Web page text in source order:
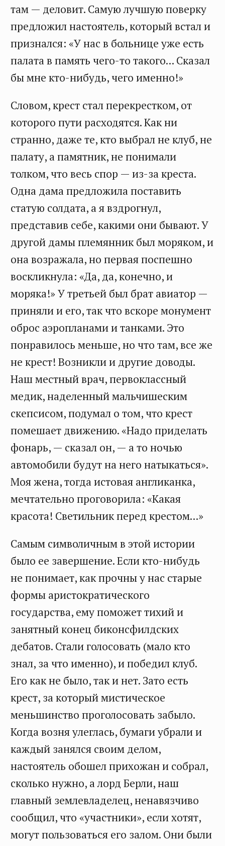
там — деловит. Самую лучшую поверку
предложил настоятель, который встал и
признался: «У нас в больнице уже есть
палата в память чего-то такого... Сказал
бы мне кто-нибудь, чего именно!»
Словом, крест стал перекрестком, от
которого пути расходятся. Как ни
странно, даже те, кто выбрал не клуб, не
палату, а памятник, не понимали
толком, что весь спор — из-за креста.
Одна дама предложила поставить
статую солдата, а я вздрогнул,
представив себе, какими они бывают. У
другой дамы племянник был моряком, и
она возражала, но первая поспешно
воскликнула: «Да, да, конечно, и
моряка!» У третьей был брат авиатор —
приняли и его, так что вскоре монумент
оброс аэропланами и танками. Это
понравилось меньше, но что там, все же
не крест! Возникли и другие доводы.
Наш местный врач, первоклассный
медик, наделенный мальчишеским
скепсисом, подумал о том, что крест
помешает движению. «Надо приделать
фонарь, — сказал он, — а то ночью
автомобили будут на него натыкаться».
Моя жена, тогда истовая англиканка,
мечтательно проговорила: «Какая
красота! Светильник перед крестом...»
Самым символичным в этой истории
было ее завершение. Если кто-нибудь
не понимает, как прочны у нас старые
формы аристократического
государства, ему поможет тихий и
занятный конец биконсфилдских
дебатов. Стали голосовать (мало кто
знал, за что именно), и победил клуб.
Его как не было, так и нет. Зато есть
крест, за который мистическое
меньшинство проголосовать забыло.
Когда возня улеглась, бумаги убрали и
каждый занялся своим делом,
настоятель обошел прихожан и собрал,
сколько нужно, а лорд Берли, наш
главный землевладелец, ненавязчиво
сообщил, что «участники», если хотят,
могут пользоваться его залом. Они были